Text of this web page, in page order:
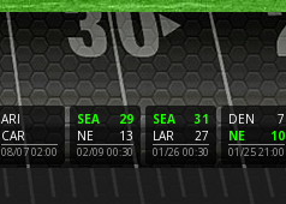
ARI
CAR
08/07 02:00
29
SEA
13
NE
02/09 00:30
31
SEA
27
LAR
01/26 00:30
7
DEN
10
NE
01/25 21:00